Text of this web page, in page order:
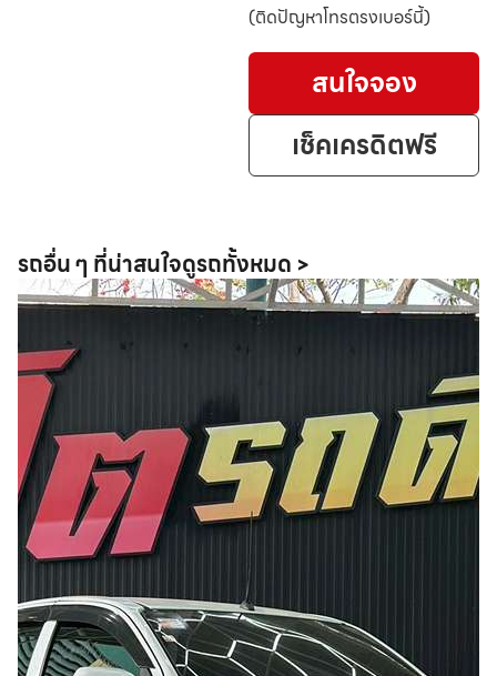
(ติดปัญหาโทรตรงเบอร์นี้)
สนใจจอง
เช็คเครดิตฟรี
รถอื่น ๆ ที่น่าสนใจดูรถทั้งหมด >